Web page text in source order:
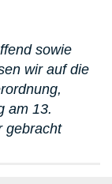
sowie
wir auf die
am 13.
gebracht